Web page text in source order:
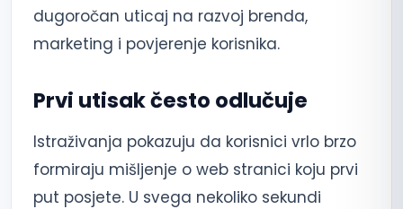
dugoročan uticaj na razvoj brenda,
marketing i povjerenje korisnika.
Prvi utisak često odlučuje
Istraživanja pokazuju da korisnici vrlo brzo
formiraju mišljenje o web stranici koju prvi
put posjete. U svega nekoliko sekundi